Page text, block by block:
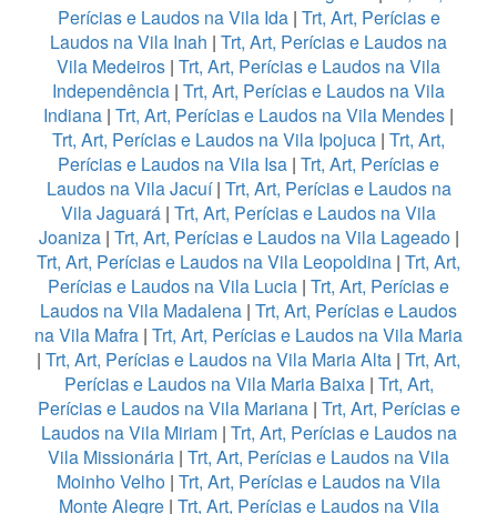
Perícias e Laudos na Vila Ida| Trt, Art, Perícias e
Laudos na Vila Inah | Trt, Art, Perícias e Laudos na
Vila Medeiros | Trt, Art, Perícias e Laudos na Vila
Independência | Trt, Art, Perícias e Laudos na Vila
Indiana | Trt, Art, Perícias e Laudos na Vila Mendes |
Trt, Art, Perícias e Laudos na Vila Ipojuca | Trt, Art,
Perícias e Laudos na Vila Isa | Trt, Art, Perícias e
Laudos na Vila Jacuí| Trt, Art, Perícias e Laudos na
Vila Jaguará | Trt, Art, Perícias e Laudos na Vila
Joaniza| Trt, Art, Perícias e Laudos na Vila Lageado|
Trt, Art, Perícias e Laudos na Vila Leopoldina | Trt, Art,
Perícias e Laudos na Vila Lucia | Trt, Art, Perícias e
Laudos na Vila Madalena | Trt, Art, Perícias e Laudos
na Vila Mafra | Trt, Art, Perícias e Laudos na Vila Maria
| Trt, Art, Perícias e Laudos na Vila Maria Alta | Trt, Art,
Perícias e Laudos na Vila Maria Baixa| Trt, Art,
Perícias e Laudos na Vila Mariana| Trt, Art, Perícias e
Laudos na Vila Miriam| Trt, Art, Perícias e Laudos na
Vila Missionária | Trt, Art, Perícias e Laudos na Vila
Moinho Velho | Trt, Art, Perícias e Laudos na Vila
Monte Alegre| Trt, Art, Perícias e Laudos na Vila